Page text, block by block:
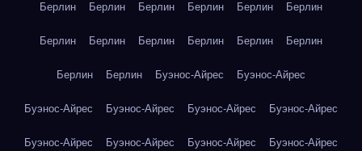
Берлин Берлин Берлин Берлин Берлин Берлин
Берлин Берлин Берлин Берлин Берлин Берлин
Берлин Берлин Буэнос-Айрес Буэнос-Айрес
Буэнос-Айрес Буэнос-Айрес Буэнос-Айрес Буэнос-Айрес
Буэнос-Айрес Буэнос-Айрес Буэнос-Айрес Буэнос-Айрес